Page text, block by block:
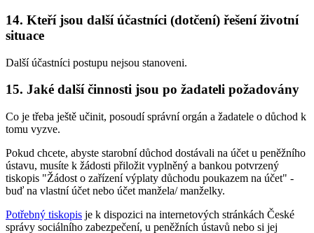
14. Kteří jsou další účastníci (dotčení) řešení životní
situace
Další účastníci postupu nejsou stanoveni.
15. Jaké další činnosti jsou po žadateli požadovány
Co je třeba ještě učinit, posoudí správní orgán a žadatele o důchod k
tomu vyzve.
Pokud chcete, abyste starobní důchod dostávali na účet u peněžního
ústavu, musíte k žádosti přiložit vyplněný a bankou potvrzený
tiskopis "Žádost o zařízení výplaty důchodu poukazem na účet" -
buď na vlastní účet nebo účet manžela/ manželky.
Potřebný tiskopis je k dispozici na internetových stránkách České
správy sociálního zabezpečení, u peněžních ústavů nebo si jej